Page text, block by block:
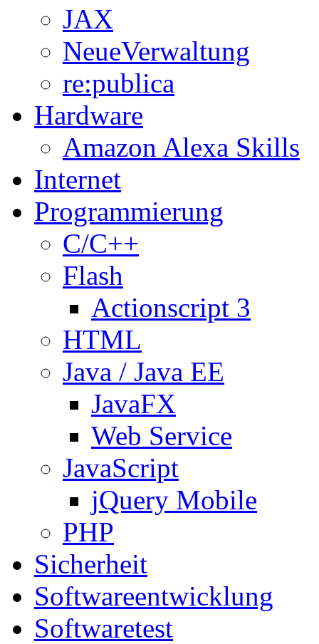
JAX
NeueVerwaltung
re:publica
Hardware
Amazon Alexa Skills
Internet
Programmierung
C/C++
Flash
Actionscript 3
HTML
Java / Java EE
JavaFX
Web Service
JavaScript
jQuery Mobile
PHP
Sicherheit
Softwareentwicklung
Softwaretest